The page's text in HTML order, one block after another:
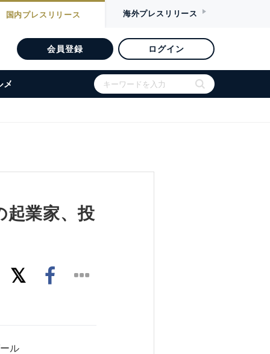
国内プレスリリース 海外プレスリリース
会員登録 ログイン
メ
起業家、投
ル